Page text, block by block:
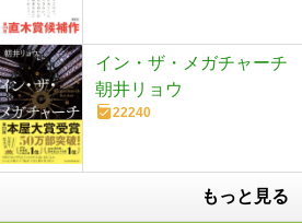
イン・ザ・メガチャーチ
朝井リョウ
22240
もっと見る